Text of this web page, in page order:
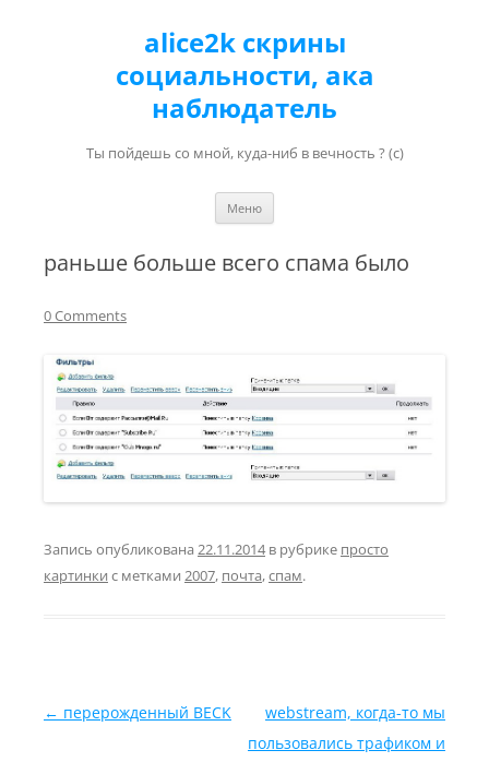
alice2k скрины
социальности, ака
наблюдатель
Ты пойдешь со мной, куда-ниб в вечность ? (с)
Меню
раньше больше всего спама было
0 Comments
Запись опубликована 22.11.2014в рубрике просто
картинки с метками 2007, почта,спам.
Навигация по записям
← перерожденный BECK
webstream, когда-то мы
пользовались трафиком и